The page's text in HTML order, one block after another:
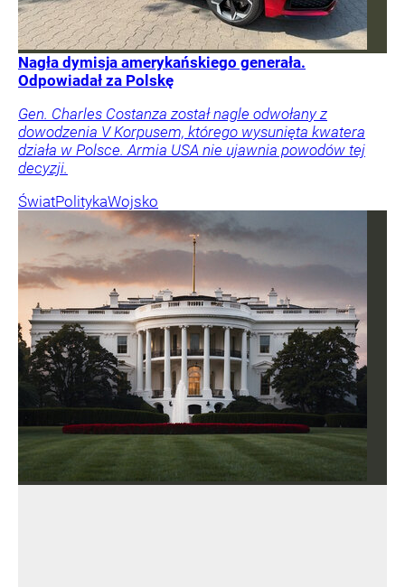
Nagła dymisja amerykańskiego generała.
Odpowiadał za Polskę
Gen. Charles Costanza został nagle odwołany z
dowodzenia V Korpusem, którego wysunięta kwatera
działa w Polsce. Armia USA nie ujawnia powodów tej
decyzji.
ŚwiatPolitykaWojsko